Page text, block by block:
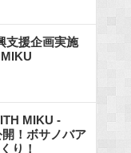
支援企画実施
MIKU -
！ボサノバア
り！